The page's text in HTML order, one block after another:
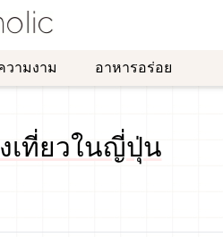
วามงาม อาหารอร่อย
เที่ยวในญี่ปุ่น